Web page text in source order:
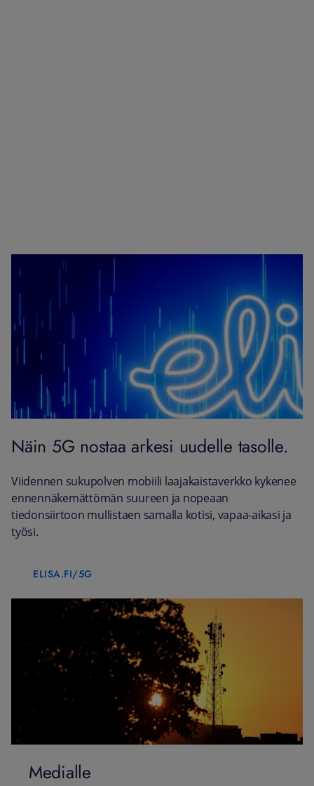
Näin 5G nostaa arkesi uudelle tasolle.
Viidennen sukupolven mobiili laajakaistaverkko kykenee
ennennäkemättömän suureen ja nopeaan
tiedonsiirtoon mullistaen samalla kotisi, vapaa-aikasi ja
työsi.
ELISA.FI/5G
Medialle